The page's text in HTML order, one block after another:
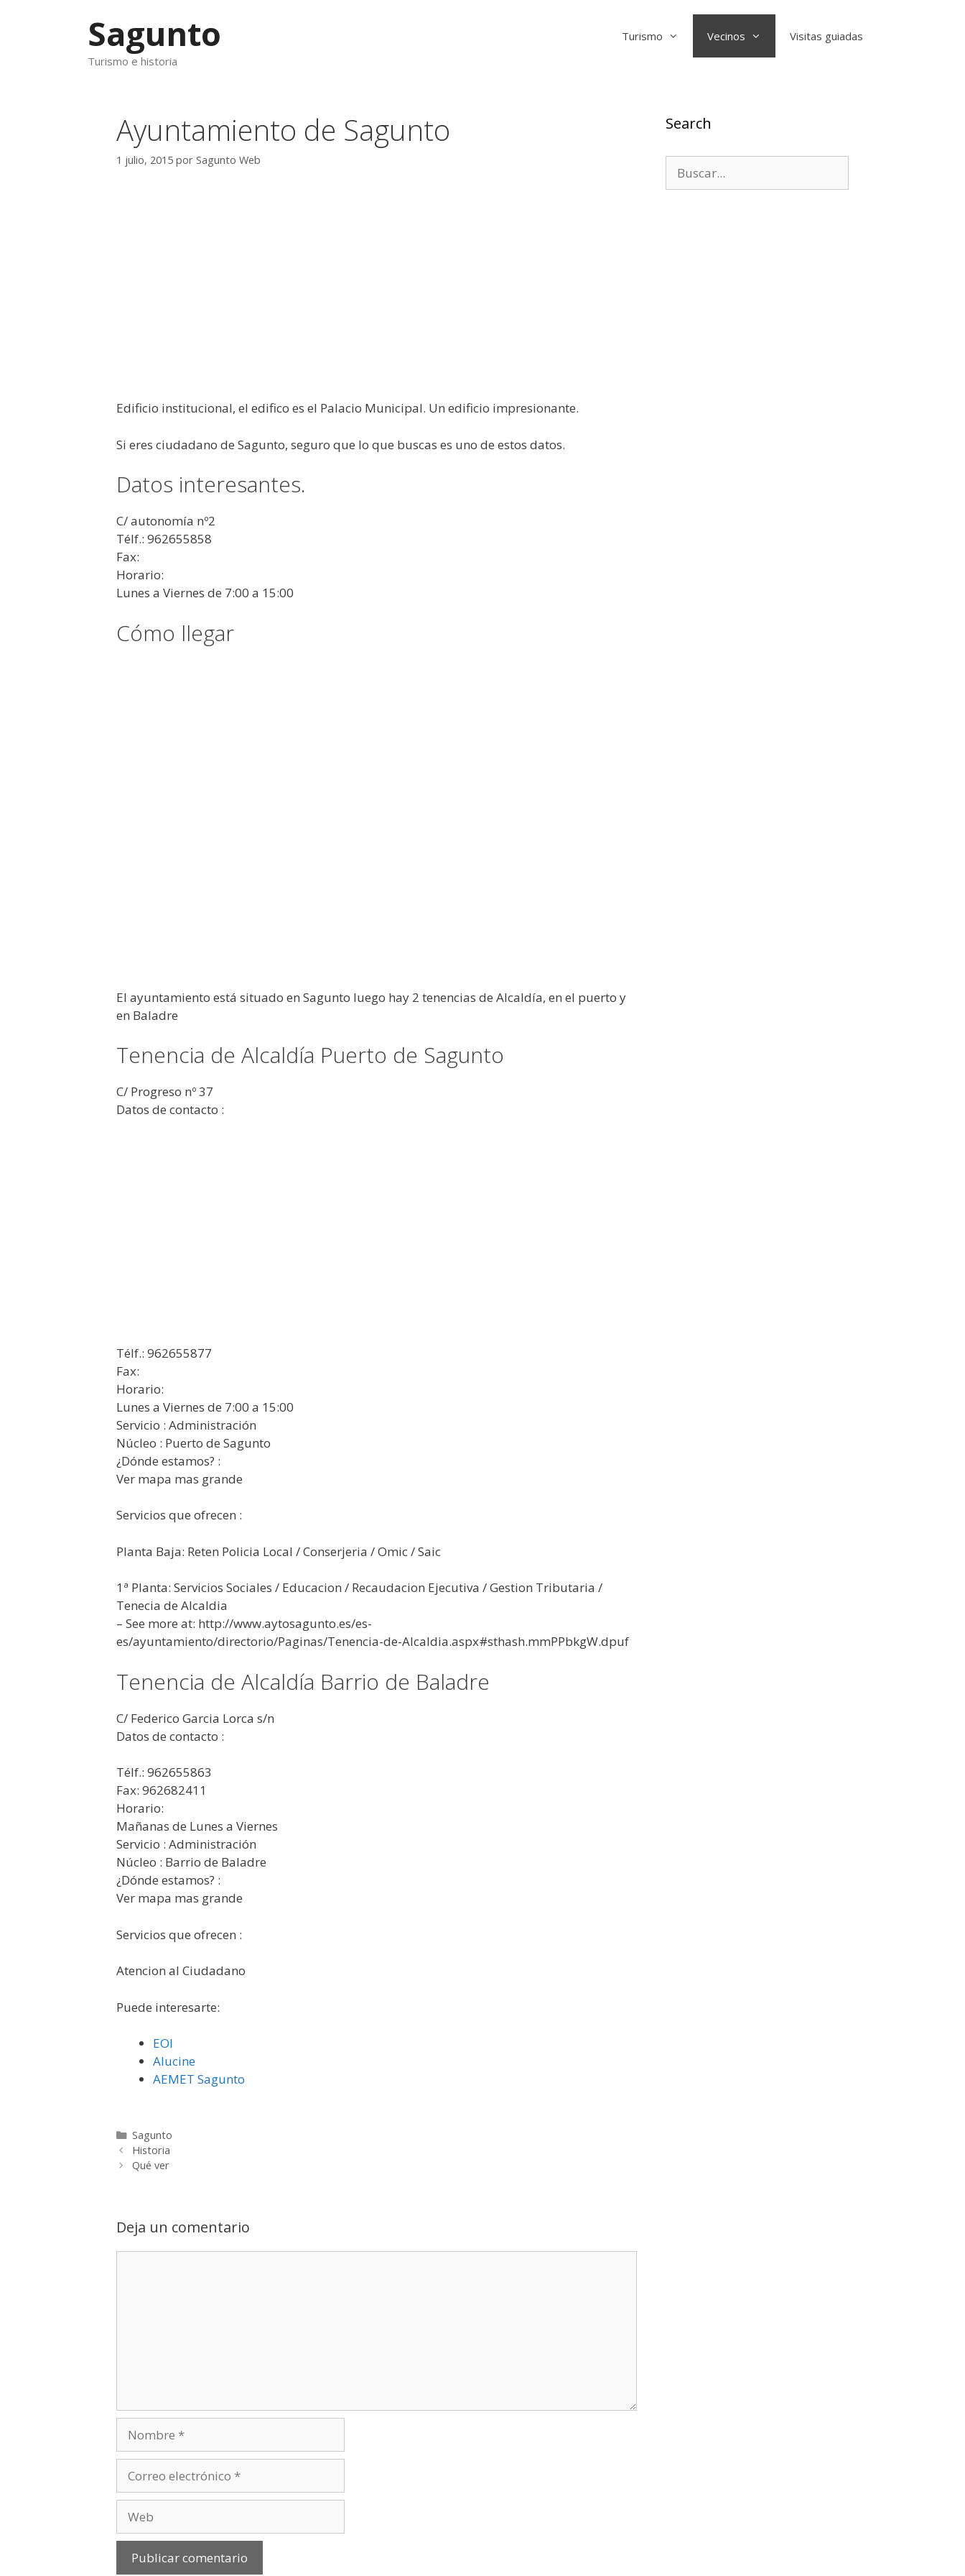
Sagunto
Turismo e historia
Turismo Vecinos Visitas guiadas
Ayuntamiento de Sagunto
1 julio, 2015 por Sagunto Web
Edificio institucional, el edifico es el Palacio Municipal. Un edificio impresionante.
Si eres ciudadano de Sagunto, seguro que lo que buscas es uno de estos datos.
Datos interesantes.
C/ autonomía nº2
Télf.: 962655858
Fax:
Horario:
Lunes a Viernes de 7:00 a 15:00
Cómo llegar
El ayuntamiento está situado en Sagunto luego hay 2 tenencias de Alcaldía, en el puerto y
en Baladre
Tenencia de Alcaldía Puerto de Sagunto
C/ Progreso nº 37
Datos de contacto :
Télf.: 962655877
Fax:
Horario:
Lunes a Viernes de 7:00 a 15:00
Servicio : Administración
Núcleo : Puerto de Sagunto
¿Dónde estamos? :
Ver mapa mas grande
Servicios que ofrecen :
P​lanta Baja: Reten Policia Local / Conserjeria / Omic / Saic
1ª Planta: Servicios Sociales / Educacion / Recaudacion Ejecutiva / Gestion Tributaria /
Tenecia de Alcaldia
– See more at: http://www.aytosagunto.es/es-
es/ayuntamiento/directorio/Paginas/Tenencia-de-Alcaldia.aspx#sthash.mmPPbkgW.dpuf
Tenencia de Alcaldía Barrio de Baladre
C/ Federico Garcia Lorca s/n
Datos de contacto :
Télf.: 962655863
Fax: 962682411
Horario:
Mañanas de Lunes a Viernes
Servicio : Administración
Núcleo : Barrio de Baladre
¿Dónde estamos? :
Ver mapa mas grande
Servicios que ofrecen :
​Atencion al Ciudadano
Puede interesarte:
EOI
Alucine
AEMET Sagunto
Categorías
Sagunto
Historia
Qué ver
Deja un comentario
electrónico
Search